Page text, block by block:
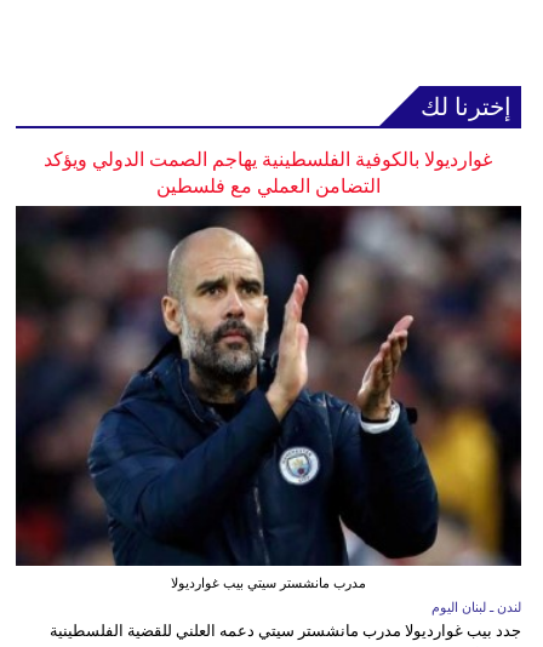
إخترنا لك
غوارديولا بالكوفية الفلسطينية يهاجم الصمت الدولي ويؤكد
التضامن العملي مع فلسطين
مدرب مانشستر سيتي بيب غوارديولا
لندن ـ لبنان اليوم
جدد بيب غوارديولا مدرب مانشستر سيتي دعمه العلني للقضية الفلسطينية